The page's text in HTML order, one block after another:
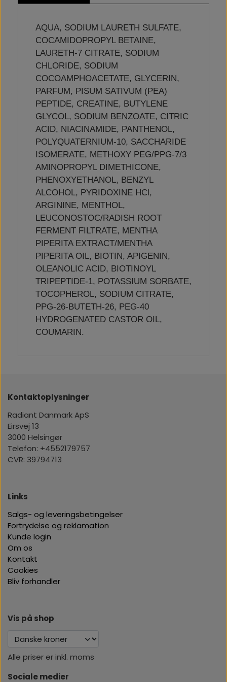
AQUA, SODIUM LAURETH SULFATE,
COCAMIDOPROPYL BETAINE,
LAURETH-7 CITRATE, SODIUM
CHLORIDE, SODIUM
COCOAMPHOACETATE, GLYCERIN,
PARFUM, PISUM SATIVUM (PEA)
PEPTIDE, CREATINE, BUTYLENE
GLYCOL, SODIUM BENZOATE, CITRIC
ACID, NIACINAMIDE, PANTHENOL,
POLYQUATERNIUM-10, SACCHARIDE
ISOMERATE, METHOXY PEG/PPG-7/3
AMINOPROPYL DIMETHICONE,
PHENOXYETHANOL, BENZYL
ALCOHOL, PYRIDOXINE HCl,
ARGININE, MENTHOL,
LEUCONOSTOC/RADISH ROOT
FERMENT FILTRATE, MENTHA
PIPERITA EXTRACT/MENTHA
PIPERITA OIL, BIOTIN, APIGENIN,
OLEANOLIC ACID, BIOTINOYL
TRIPEPTIDE-1, POTASSIUM SORBATE,
TOCOPHEROL, SODIUM CITRATE,
PPG-26-BUTETH-26, PEG-40
HYDROGENATED CASTOR OIL,
COUMARIN.
Kontaktoplysninger
Radiant Danmark ApS
Eirsvej 13
3000 Helsingør
Telefon: +4552179757
CVR: 39794713
Links
Salgs- og leveringsbetingelser
Fortrydelse og reklamation
Kunde login
Om os
Kontakt
Cookies
Bliv forhandler
Vis på shop
Alle priser er inkl. moms
Sociale medier